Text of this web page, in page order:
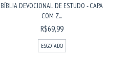
BÍBLIA DEVOCIONAL DE ESTUDO - CAPA
COM Z...
R$69,99
ESGOTADO